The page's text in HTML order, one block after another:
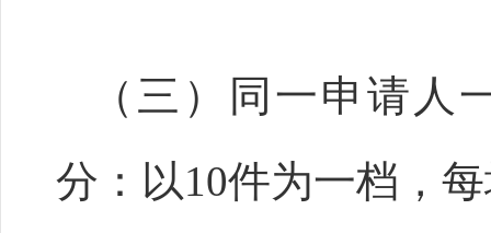
（三）同一申请人
分：以10件为一档，